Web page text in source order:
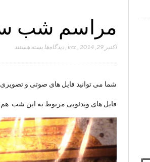
مراسم شب
اکتبر 29, 2014 ,
ircc
,دیدگاه‌هابرای
محرم
(صوت
و
تصویر)
بسته هستند
شما می توانید فایل های صوتی و تصویری
فایل های ویدئویی مربوط به این شب هم